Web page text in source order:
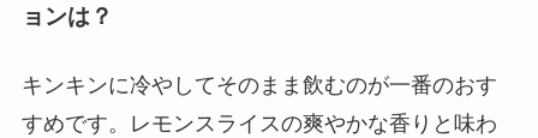
ョンは？
キンキンに冷やしてそのまま飲むのが一番のおす
すめです。レモンスライスの爽やかな香りと味わ